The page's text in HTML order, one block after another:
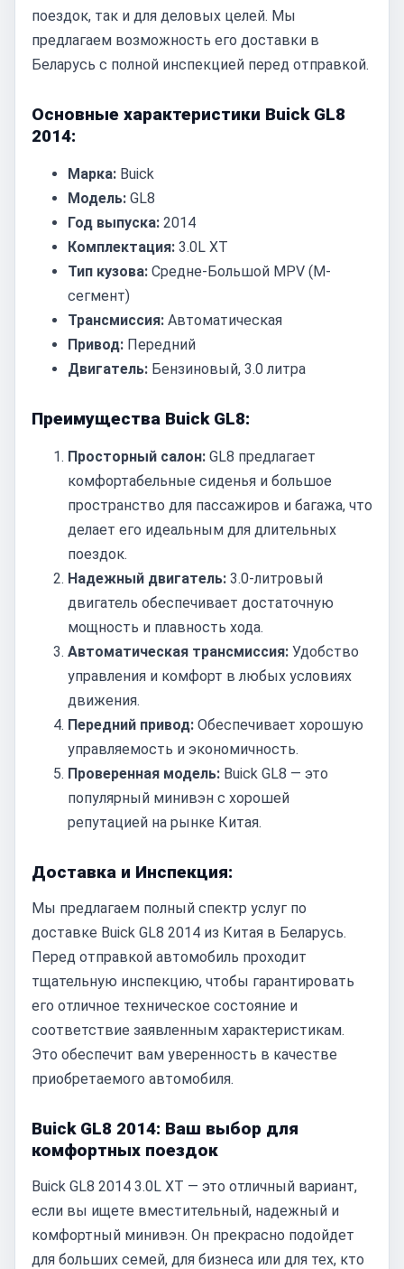
поездок, так и для деловых целей. Мы
предлагаем возможность его доставки в
Беларусь с полной инспекцией перед отправкой.
Основные характеристики Buick GL8
2014:
Марка: Buick
Модель: GL8
Год выпуска: 2014
Комплектация: 3.0L XT
Тип кузова: Средне-Большой MPV (M-
сегмент)
Трансмиссия: Автоматическая
Привод: Передний
Двигатель: Бензиновый, 3.0 литра
Преимущества Buick GL8:
Просторный салон: GL8 предлагает
комфортабельные сиденья и большое
пространство для пассажиров и багажа, что
делает его идеальным для длительных
поездок.
Надежный двигатель: 3.0-литровый
двигатель обеспечивает достаточную
мощность и плавность хода.
Автоматическая трансмиссия: Удобство
управления и комфорт в любых условиях
движения.
Передний привод: Обеспечивает хорошую
управляемость и экономичность.
Проверенная модель: Buick GL8 — это
популярный минивэн с хорошей
репутацией на рынке Китая.
Доставка и Инспекция:
Мы предлагаем полный спектр услуг по
доставке Buick GL8 2014 из Китая в Беларусь.
Перед отправкой автомобиль проходит
тщательную инспекцию, чтобы гарантировать
его отличное техническое состояние и
соответствие заявленным характеристикам.
Это обеспечит вам уверенность в качестве
приобретаемого автомобиля.
Buick GL8 2014: Ваш выбор для
комфортных поездок
Buick GL8 2014 3.0L XT — это отличный вариант,
если вы ищете вместительный, надежный и
комфортный минивэн. Он прекрасно подойдет
для больших семей, для бизнеса или для тех, кто